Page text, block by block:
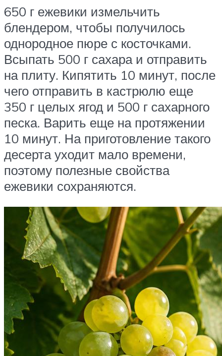
650 г ежевики измельчить
блендером, чтобы получилось
однородное пюре с косточками.
Всыпать 500 г сахара и отправить
на плиту. Кипятить 10 минут, после
чего отправить в кастрюлю еще
350 г целых ягод и 500 г сахарного
песка. Варить еще на протяжении
10 минут. На приготовление такого
десерта уходит мало времени,
поэтому полезные свойства
ежевики сохраняются.